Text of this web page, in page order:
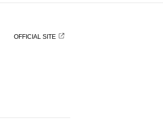
OFFICIAL SITE